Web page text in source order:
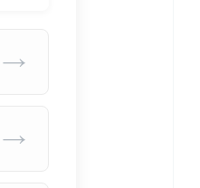
→
→